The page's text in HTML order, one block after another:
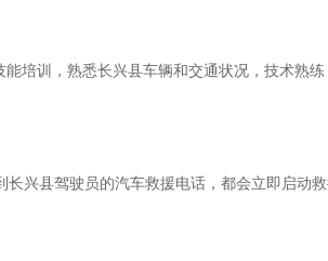
培训，熟悉长兴县车辆和交通状况，技术熟
兴县驾驶员的汽车救援电话，都会立即启动